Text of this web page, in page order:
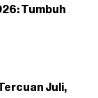
Tumbuh
Juli,